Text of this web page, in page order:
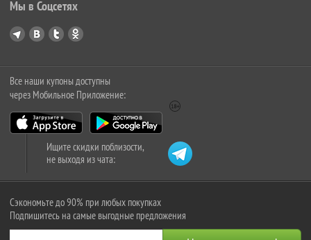
Мы в Соцсетях
Все наши купоны доступны
через Мобильное Приложение:
Ищите скидки поблизости,
не выходя из чата:
Сэкономьте до 90% при любых покупках
Подпишитесь на самые выгодные предложения